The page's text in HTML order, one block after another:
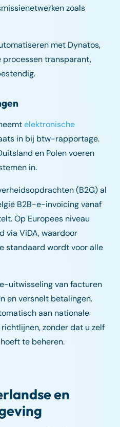
zoals
met Dynatos,
transparant,
elektronische
in bij btw-rapportage.
en Polen voeren
in.
(B2G) al
B2B-e-invoicing vanaf
Op Europees niveau
via ViDA, waardoor
standaard wordt voor alle
uitwisseling van facturen
en versnelt betalingen.
aan nationale
zonder dat u zelf
te beheren.
en